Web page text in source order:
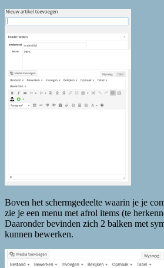
Boven het schermgedeelte waarin je je
zie je een menu met afrol items (te
Daaronder bevinden zich 2 balken met
kunnen bewerken.